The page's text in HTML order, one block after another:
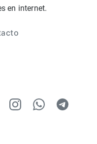
en internet.